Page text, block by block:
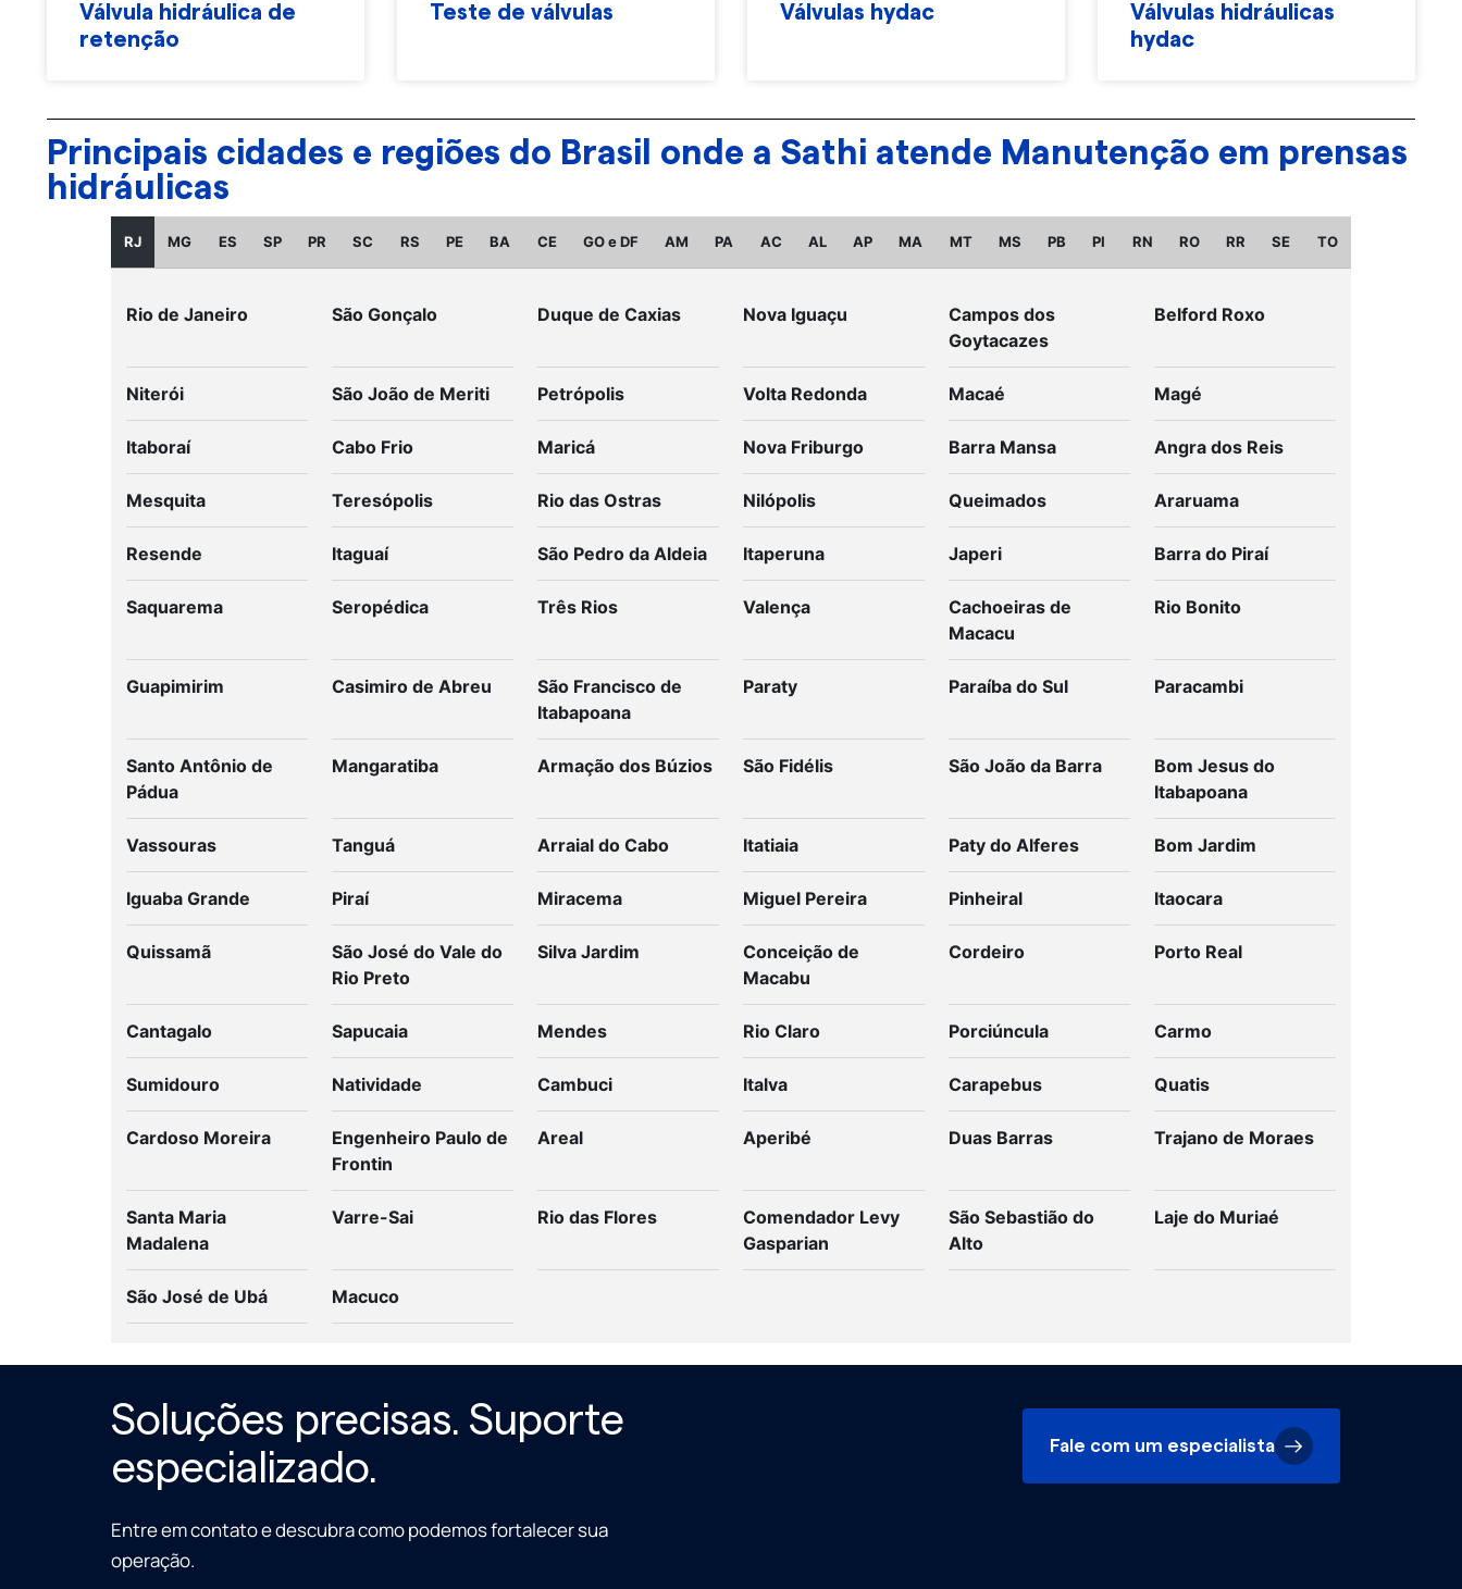
Válvula hidráulica de
retenção
Teste de válvulas Válvulas hydac
Válvulas hidráulicas
hydac
Principais cidades e regiões do Brasil onde a Sathi atende Manutenção em prensas
hidráulicas
RJ MG ES SP PR SC RS PE BA CE GO e DF AM PA AC AL AP MA MT MS PB PI RN RO RR SE TO
Rio de Janeiro São Gonçalo Duque de Caxias Nova Iguaçu
Campos dos
Goytacazes
Belford Roxo
Niterói São João de Meriti Petrópolis Volta Redonda Macaé Magé
Itaboraí Cabo Frio Maricá Nova Friburgo Barra Mansa Angra dos Reis
Mesquita Teresópolis Rio das Ostras Nilópolis Queimados Araruama
Resende Itaguaí São Pedro da Aldeia Itaperuna Japeri Barra do Piraí
Saquarema Seropédica Três Rios Valença
Cachoeiras de
Macacu
Rio Bonito
Guapimirim Casimiro de Abreu
São Francisco de
Itabapoana
Paraty Paraíba do Sul Paracambi
Santo Antônio de
Pádua
Mangaratiba Armação dos Búzios São Fidélis São João da Barra
Bom Jesus do
Itabapoana
Vassouras Tanguá Arraial do Cabo Itatiaia Paty do Alferes Bom Jardim
Iguaba Grande Piraí Miracema Miguel Pereira Pinheiral Itaocara
Quissamã
São José do Vale do
Rio Preto
Silva Jardim
Conceição de
Macabu
Cordeiro Porto Real
Cantagalo Sapucaia Mendes Rio Claro Porciúncula Carmo
Sumidouro Natividade Cambuci Italva Carapebus Quatis
Cardoso Moreira
Engenheiro Paulo de
Frontin
Areal Aperibé Duas Barras Trajano de Moraes
Santa Maria
Madalena
Varre-Sai Rio das Flores
Comendador Levy
Gasparian
São Sebastião do
Alto
Laje do Muriaé
São José de Ubá Macuco
Soluções precisas. Suporte
especializado.
Entre em contato e descubra como podemos fortalecer sua
operação.
Fale com um especialista